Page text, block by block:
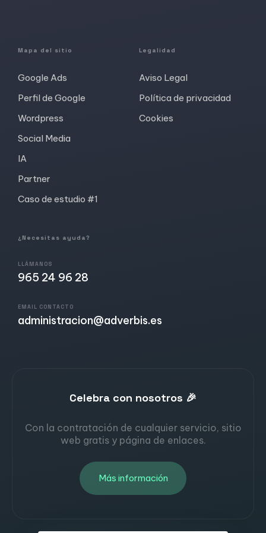
Mapa del sitio
Google Ads
Perfil de Google
Wordpress
Social Media
IA
Partner
Caso de estudio #1
Legalidad
Aviso Legal
Política de privacidad
Cookies
¿Necesitas ayuda?
LLÁMANOS
965 24 96 28
EMAIL CONTACTO
administracion@adverbis.es
Celebra con nosotros 🎉
Con la contratación de cualquier servicio, sitio
web gratis y página de enlaces.
Más información